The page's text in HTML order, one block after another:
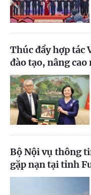
Thúc đẩy hợp tác
đào tạo, nâng cao
Bộ Nội vụ thông
gặp nạn tại tỉnh